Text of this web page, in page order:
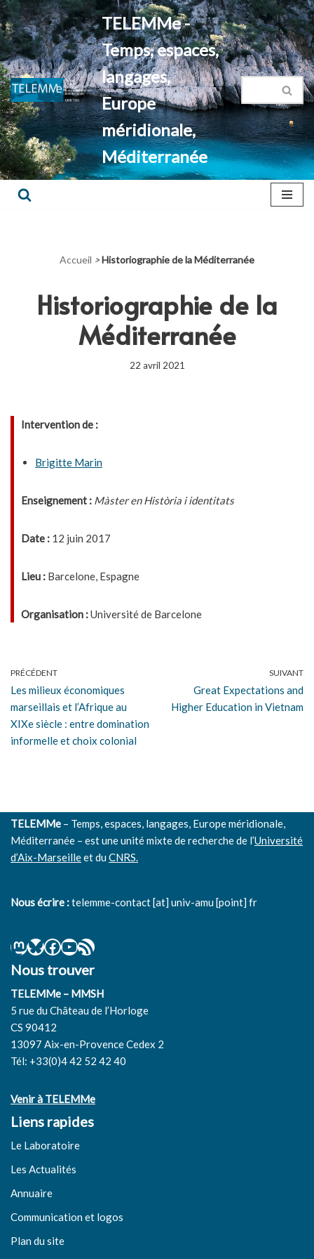
Aller
au
contenu
TELEMMe -
Temps, espaces,
langages,
Europe
méridionale,
Méditerranée
Accueil >Historiographie de la Méditerranée
Historiographie de la
Méditerranée
22 avril 2021
Intervention de :
Brigitte Marin
Enseignement : Màster en Història i identitats
Date : 12 juin 2017
Lieu : Barcelone, Espagne
Organisation :Université de Barcelone
PRÉCÉDENT
Les milieux économiques
marseillais et l’Afrique au
XIXe siècle : entre domination
informelle et choix colonial
SUIVANT
Great Expectations and
Higher Education in Vietnam
TELEMMe – Temps, espaces, langages, Europe méridionale,
Méditerranée – est une unité mixte de recherche de l’Université
d’Aix-Marseilleet duCNRS.
Nous écrire :telemme-contact [at] univ-amu [point] fr
Nous trouver
TELEMMe – MMSH
5 rue du Château de l’Horloge
CS 90412
13097 Aix-en-Provence Cedex 2
Tél: +33(0)4 42 52 42 40
Venir à TELEMMe
Liens rapides
Le Laboratoire
Les Actualités
Annuaire
Communication et logos
Plan du site